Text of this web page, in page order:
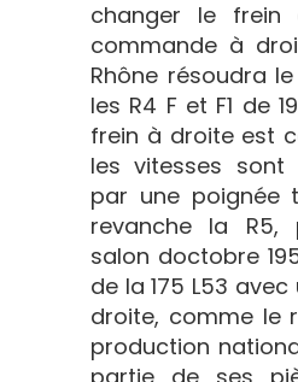
changer le frein
commande à
Rhône résoudra
les R4 F et F1 de
frein à droite est
les vitesses sont
par une poignée
revanche la R5,
salon doctobre
de la 175 L53
droite, comme le
production